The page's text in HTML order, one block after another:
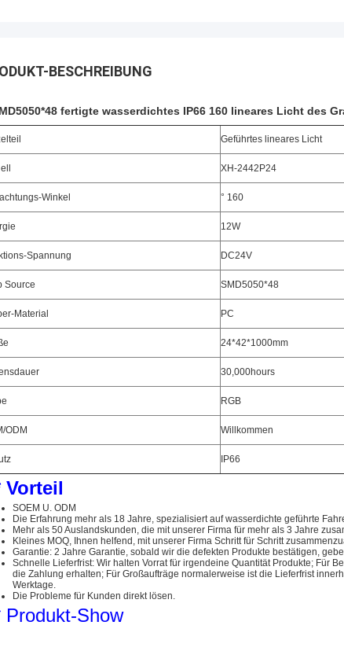
BESCHREIBUNG
fertigte wasserdichtes IP66 160 lineares Licht des
Geführtes lineares Licht
XH-2442P24
Winkel ° 160
12W
Spannung DC24V
Source SMD5050*48
Material PC
24*42*1000mm
30,000hours
RGB
ODM Willkommen
IP66
Vorteil
SOEM U. ODM
Die Erfahrung mehr als 18 Jahre, spezialisiert auf wasserdichte geführte
Mehr als 50 Auslandskunden, die mit unserer Firma für mehr als 3 Jahre
Kleines MOQ, Ihnen helfend, mit unserer Firma Schritt für Schritt
Garantie: 2 Jahre Garantie, sobald wir die defekten Produkte bestätigen,
Schnelle Lieferfrist: Wir halten Vorrat für irgendeine Quantität Produkte; Für
die Zahlung erhalten; Für Großaufträge normalerweise ist die Lieferfrist
Werktage.
Die Probleme für Kunden direkt lösen.
Produkt-Show